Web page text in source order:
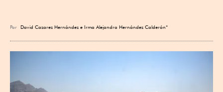
Por David Cazarez Hernández e Irma Alejandra Hernández Calderón*